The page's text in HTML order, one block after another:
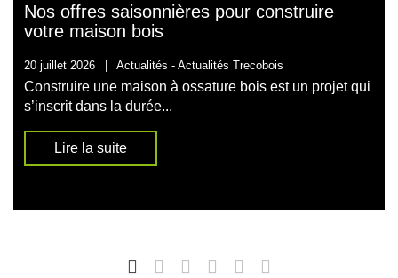
Nos offres saisonnières pour construire
votre maison bois
20 juillet 2026 | Actualités - Actualités Trecobois
Construire une maison à ossature bois est un projet qui
s’inscrit dans la durée...
Lire la suite